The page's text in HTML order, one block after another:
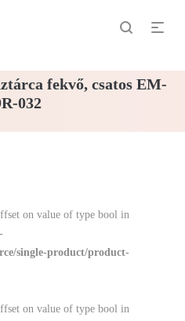
fekvő, csatos EM-
032
on value of type bool in
single-product/product-
on value of type bool in